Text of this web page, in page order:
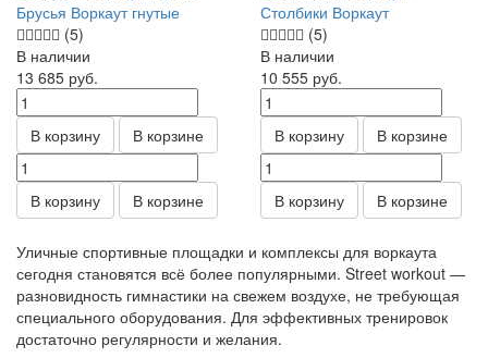
Брусья Воркаут гнутые
(5)
В наличии
13 685 руб.
В корзину В корзине
В корзину В корзине
Столбики Воркаут
(5)
В наличии
10 555 руб.
В корзину В корзине
В корзину В корзине
Уличные спортивные площадки и комплексы для воркаута
сегодня становятся всё более популярными. Street workout —
разновидность гимнастики на свежем воздухе, не требующая
специального оборудования. Для эффективных тренировок
достаточно регулярности и желания.